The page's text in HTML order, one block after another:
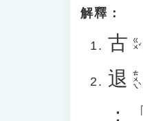
解釋：
古 ㄍㄨˇ
退 ㄊㄨㄟˋ
：「